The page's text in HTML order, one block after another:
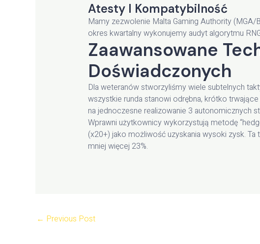
Atesty I Kompatybilność
Mamy zezwolenie Malta Gaming Authority
okres kwartalny wykonujemy audyt algorytmu
Zaawansowane
Doświadczonych
Dla weteranów stworzyliśmy wiele subtelnych
wszystkie runda stanowi odrębna, krótko
na jednoczesne realizowanie 3 autonomicznych
Wprawni użytkownicy wykorzystują metodę
(x20+) jako możliwość uzyskania wysoki zysk.
mniej więcej 23%.
← Previous Post